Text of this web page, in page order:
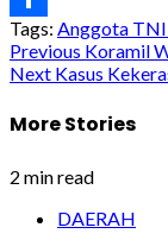
Share
Tags: Anggota TNI
Post
Previous Koramil
Next Kasus
More Stories
2 min read
DAERAH